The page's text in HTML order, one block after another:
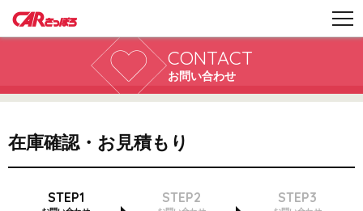
CONTACT
お問い合わせ
在庫確認・お見積もり
STEP1 STEP2 STEP3